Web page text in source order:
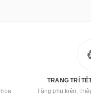
TRANG TRÍ
Tặng phụ kiện,